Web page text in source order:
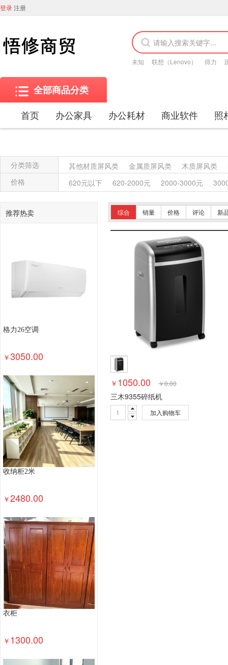
登录注册
未知 联想（Lenovo） 得力
全部商品分类
首页
办公家具 办公耗材 商业软件 照
分类筛选 其他材质屏风类 金属质屏风类 木质屏风类
金属质柜类
保险柜 木质柜类
其他沙发类
竹制、藤制等类似材料沙发类
木骨架沙发类
竹制、藤制等材料椅凳类
木骨架
塑料台、桌类 木制台、桌类
藤床类
钢塑床类 钢木床类 色带
特殊照相机 专用照相机
其他视频会议系统设备
音视频矩
视频会议控制台
传真通信设备
路由器 平板式
价格 620元以下 620-2000元 2000-3000元
推荐热卖
格力26空调
￥3050.00
收纳柜2米
￥2480.00
衣柜
￥ 1300.00
综合 销量 价格 评论 新
￥ 1050.00 ￥0.00
三木9355碎纸机
加入购物车